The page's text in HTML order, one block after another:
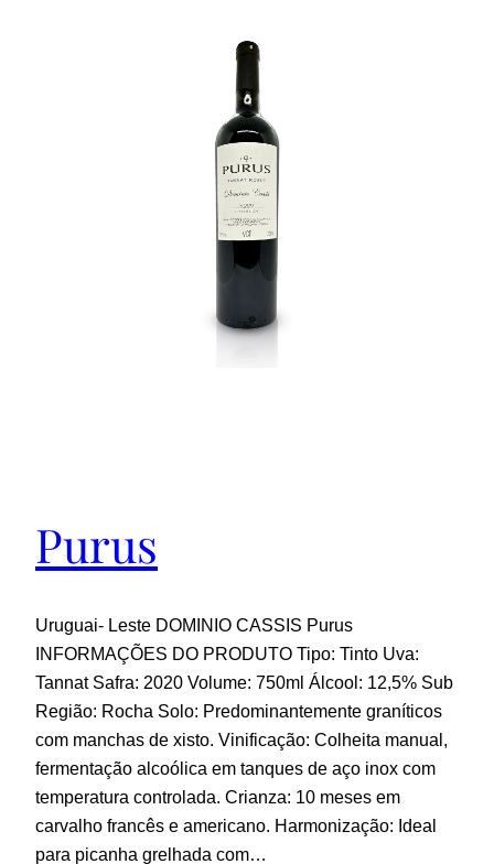
Purus
Uruguai- Leste DOMINIO CASSIS Purus
INFORMAÇÕES DO PRODUTO Tipo: Tinto Uva:
Tannat Safra: 2020 Volume: 750ml Álcool: 12,5% Sub
Região: Rocha Solo: Predominantemente graníticos
com manchas de xisto. Vinificação: Colheita manual,
fermentação alcoólica em tanques de aço inox com
temperatura controlada. Crianza: 10 meses em
carvalho francês e americano. Harmonização: Ideal
para picanha grelhada com…